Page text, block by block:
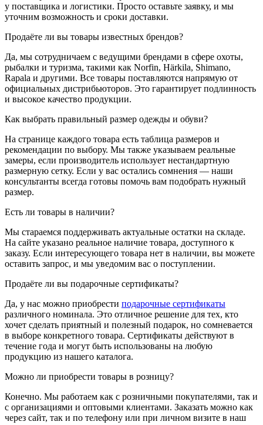
у поставщика и логистики. Просто оставьте заявку, и мы
уточним возможность и сроки доставки.
Продаёте ли вы товары известных брендов?
Да, мы сотрудничаем с ведущими брендами в сфере охоты,
рыбалки и туризма, такими как Norfin, Härkila, Shimano,
Rapala и другими. Все товары поставляются напрямую от
официальных дистрибьюторов. Это гарантирует подлинность
и высокое качество продукции.
Как выбрать правильный размер одежды и обуви?
На странице каждого товара есть таблица размеров и
рекомендации по выбору. Мы также указываем реальные
замеры, если производитель использует нестандартную
размерную сетку. Если у вас остались сомнения — наши
консультанты всегда готовы помочь вам подобрать нужный
размер.
Есть ли товары в наличии?
Мы стараемся поддерживать актуальные остатки на складе.
На сайте указано реальное наличие товара, доступного к
заказу. Если интересующего товара нет в наличии, вы можете
оставить запрос, и мы уведомим вас о поступлении.
Продаёте ли вы подарочные сертификаты?
Да, у нас можно приобрести подарочные сертификаты
различного номинала. Это отличное решение для тех, кто
хочет сделать приятный и полезный подарок, но сомневается
в выборе конкретного товара. Сертификаты действуют в
течение года и могут быть использованы на любую
продукцию из нашего каталога.
Можно ли приобрести товары в розницу?
Конечно. Мы работаем как с розничными покупателями, так и
с организациями и оптовыми клиентами. Заказать можно как
через сайт, так и по телефону или при личном визите в наш